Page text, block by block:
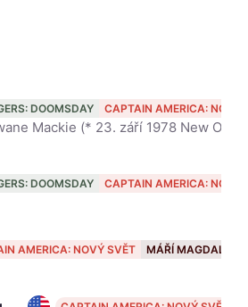
47
DOOMSDAY CAPTAIN AMERICA: NOVÝ
28
DOOMSDAY CAPTAIN AMERICA: NOVÝ
31AMERICA: NOVÝ SVĚT MÁŘÍ MAGDALÉNA